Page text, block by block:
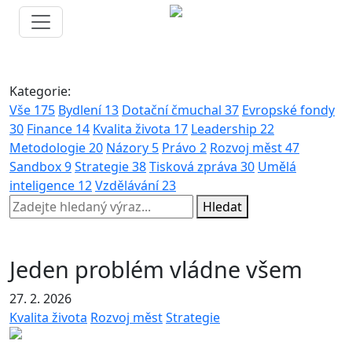
Kategorie:
Vše 175 Bydlení13 Dotační čmuchal 37 Evropské fondy
30 Finance 14 Kvalita života 17 Leadership 22
Metodologie20 Názory 5 Právo 2 Rozvoj měst47
Sandbox9Strategie38Tisková zpráva 30 Umělá
inteligence 12Vzdělávání23
Hledat
Jeden problém vládne všem
27. 2. 2026
Kvalita života Rozvoj městStrategie